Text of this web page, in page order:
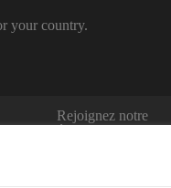
your country.
Rejoignez notre
équipe